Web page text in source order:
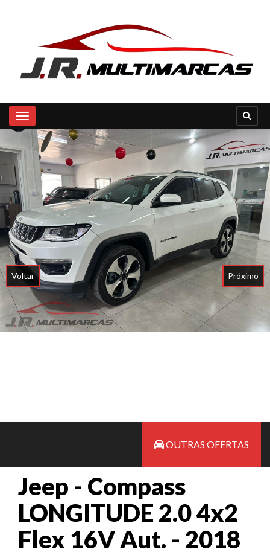
Toggle navigation
Voltar Próximo
OUTRAS OFERTAS
Jeep - Compass
LONGITUDE 2.0 4x2
Flex 16V Aut. - 2018